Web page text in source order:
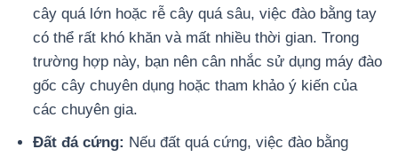
cây quá lớn hoặc rễ cây quá sâu, việc đào bằng tay
có thể rất khó khăn và mất nhiều thời gian. Trong
trường hợp này, bạn nên cân nhắc sử dụng máy đào
gốc cây chuyên dụng hoặc tham khảo ý kiến của
các chuyên gia.
Đất đá cứng: Nếu đất quá cứng, việc đào bằng